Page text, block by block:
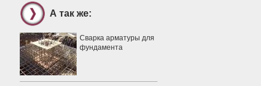
А так же:
Сварка арматуры для
фундамента